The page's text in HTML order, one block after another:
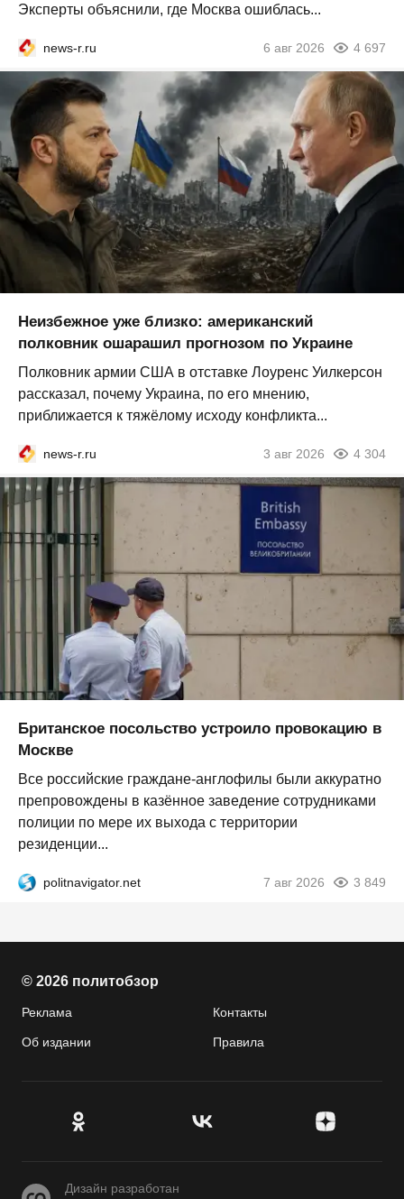
Эксперты объяснили, где Москва ошиблась...
news-r.ru 6 авг 2026 4 697
Неизбежное уже близко: американский
полковник ошарашил прогнозом по Украине
Полковник армии США в отставке Лоуренс Уилкерсон
рассказал, почему Украина, по его мнению,
приближается к тяжёлому исходу конфликта...
news-r.ru 3 авг 2026 4 304
Британское посольство устроило провокацию в
Москве
Все российские граждане-англофилы были аккуратно
препровождены в казённое заведение сотрудниками
полиции по мере их выхода с территории
резиденции...
politnavigator.net 7 авг 2026 3 849
© 2026 политобзор
Реклама Контакты
Об издании Правила